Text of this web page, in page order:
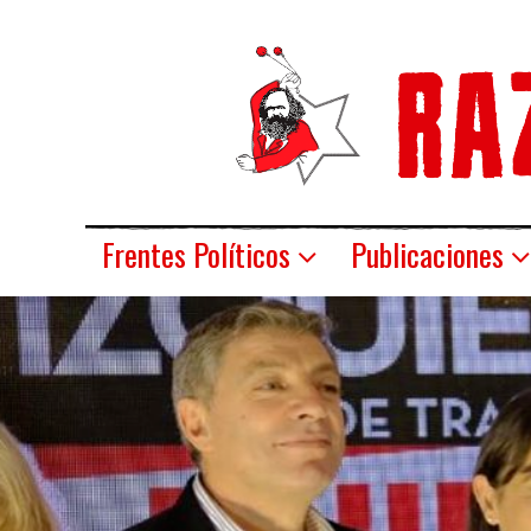
Frentes Políticos Publicaciones